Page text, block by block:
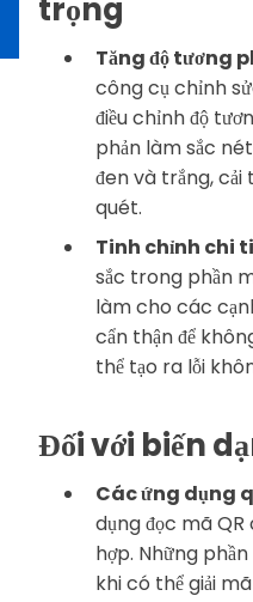
trọng
Tăng độ tương
công cụ chỉnh
điều chỉnh độ
phản làm sắc
đen và trắng, cải
quét.
Tinh chỉnh chi
sắc trong phần
làm cho các
cẩn thận để
thể tạo ra lỗi
Đối với biến
Các ứng dụng
dụng đọc mã
hợp. Những
khi có thể giải